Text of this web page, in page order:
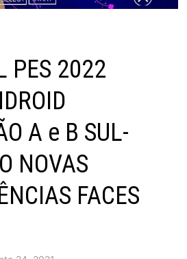
PES 2022
A e B SUL-
NOVAS
FACES